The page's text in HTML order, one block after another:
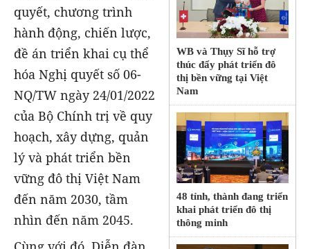
WB và Thụy Sĩ hỗ trợ
thúc đẩy phát triển đô
thị bền vững tại Việt
Nam
48 tỉnh, thành đang triển
khai phát triển đô thị
thông minh
quyết, chương trình
hành động, chiến lược,
đề án triển khai cụ thể
hóa Nghị quyết số 06-
NQ/TW ngày 24/01/2022
của Bộ Chính trị về quy
hoạch, xây dựng, quản
lý và phát triển bền
vững đô thị Việt Nam
đến năm 2030, tầm
nhìn đến năm 2045.